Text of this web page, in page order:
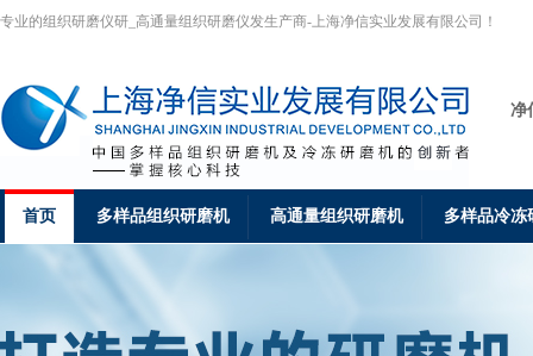
专业的组织研磨仪研_高通量组织研磨仪发生产商-上海净信实业发展有限公司！
净
首页 多样品组织研磨机 高通量组织研磨机 多样品冷冻